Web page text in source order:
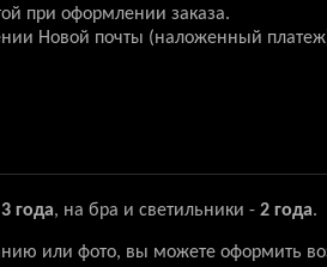
при оформлении заказа.
Новой почты (наложенный
3 года, на бра и светильники - 2 года.
или фото, вы можете оформить